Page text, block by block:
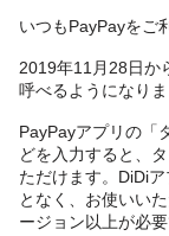
いつもPayPayをご
2019年11月28日か
呼べるようになりま
PayPayアプリの「
どを入力すると、
ただけます。DiDi
となく、お使いい
ージョン以上が必要